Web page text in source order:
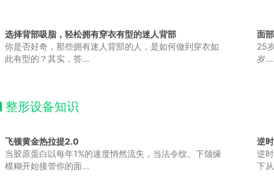
选择背部吸脂，轻松拥有穿衣有型的迷人背部
你是否好奇，那些拥有迷人背部的人，是如何做到穿衣如
此有型的？其实，答...
面
25
岁
整形设备知识
飞顿黄金热拉提2.0
当胶原蛋白以每年1%的速度悄然流失，当法令纹、下颌缘
模糊开始接管你的面...
逆
逆
下